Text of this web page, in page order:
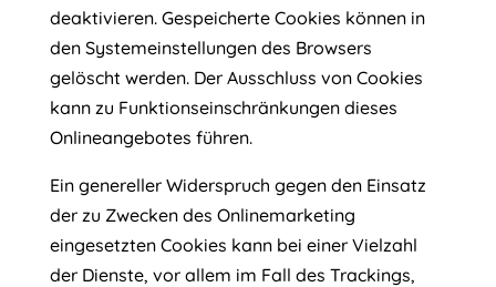
deaktivieren. Gespeicherte Cookies können in
den Systemeinstellungen des Browsers
gelöscht werden. Der Ausschluss von Cookies
kann zu Funktionseinschränkungen dieses
Onlineangebotes führen.
Ein genereller Widerspruch gegen den Einsatz
der zu Zwecken des Onlinemarketing
eingesetzten Cookies kann bei einer Vielzahl
der Dienste, vor allem im Fall des Trackings,